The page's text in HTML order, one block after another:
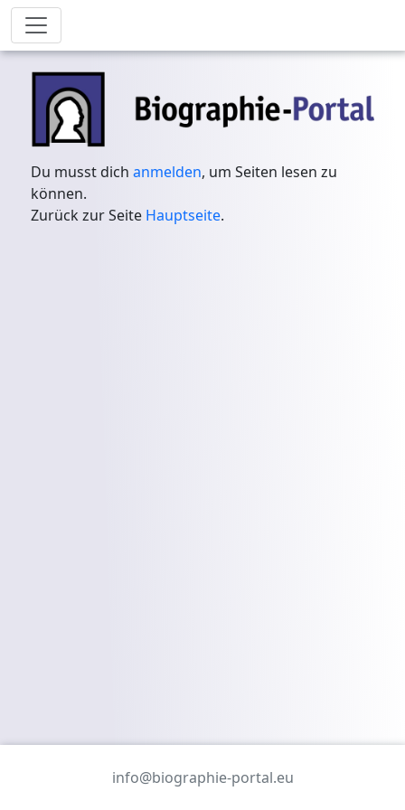
Du musst dichanmelden, um Seiten lesen zu
können.
Zurück zur Seite Hauptseite.
info@biographie-portal.eu